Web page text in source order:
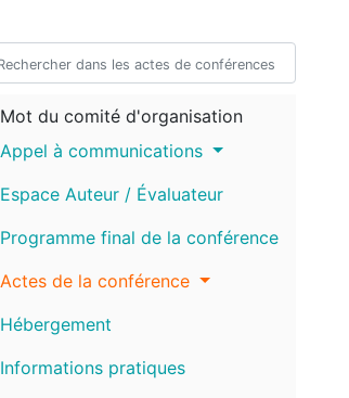
Mot du comité d'organisation
Appel à communications
Espace Auteur / Évaluateur
Programme final de la conférence
Actes de la conférence
Hébergement
Informations pratiques